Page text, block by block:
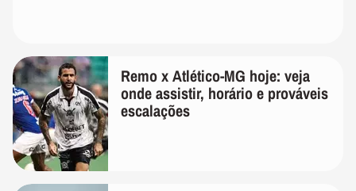
Remo x Atlético-MG hoje: veja
onde assistir, horário e prováveis
escalações